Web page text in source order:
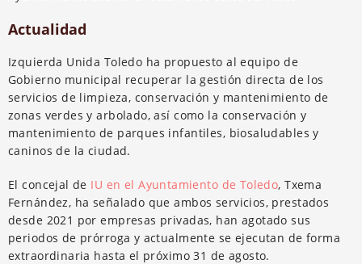
Actualidad
Izquierda Unida Toledo ha propuesto al equipo de
Gobierno municipal recuperar la gestión directa de los
servicios de limpieza, conservación y mantenimiento de
zonas verdes y arbolado, así como la conservación y
mantenimiento de parques infantiles, biosaludables y
caninos de la ciudad.
El concejal de IU en el Ayuntamiento de Toledo, Txema
Fernández, ha señalado que ambos servicios, prestados
desde 2021 por empresas privadas, han agotado sus
periodos de prórroga y actualmente se ejecutan de forma
extraordinaria hasta el próximo 31 de agosto.